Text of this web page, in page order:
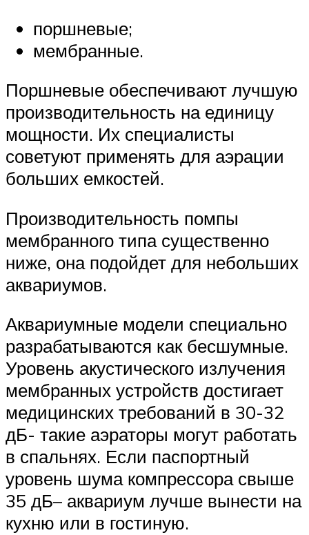
поршневые;
мембранные.
Поршневые обеспечивают лучшую
производительность на единицу
мощности. Их специалисты
советуют применять для аэрации
больших емкостей.
Производительность помпы
мембранного типа существенно
ниже, она подойдет для небольших
аквариумов.
Аквариумные модели специально
разрабатываются как бесшумные.
Уровень акустического излучения
мембранных устройств достигает
медицинских требований в 30-32
дБ- такие аэраторы могут работать
в спальнях. Если паспортный
уровень шума компрессора свыше
35 дБ– аквариум лучше вынести на
кухню или в гостиную.